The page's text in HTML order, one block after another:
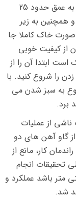
با استفاده از گاو آهن پس از گاورو شدن زمین به عمق حدود 25
همچنین به زیر
خاک کاملا جا
از کیفیت خوبی
ابتدا آن را از
را شروع کنید. با
به سبز شدن می
برد.
از عملیات
گاو آهن های دو
کار، مانع از
انجام
که عمق شخم کمتر از 1 سانتی متر باشد عملکرد و
شد.